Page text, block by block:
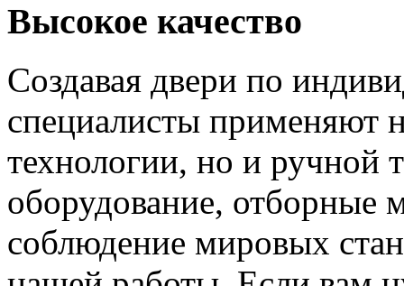
Высокое качество
Создавая двери по
специалисты применяют
технологии, но и ручной
оборудование, отборные
соблюдение мировых